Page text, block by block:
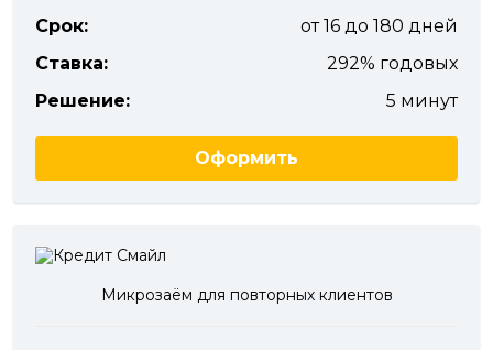
Срок:
от 16 до 180 дней
Ставка:
292% годовых
Решение:
5 минут
Оформить
Микрозаём для повторных клиентов